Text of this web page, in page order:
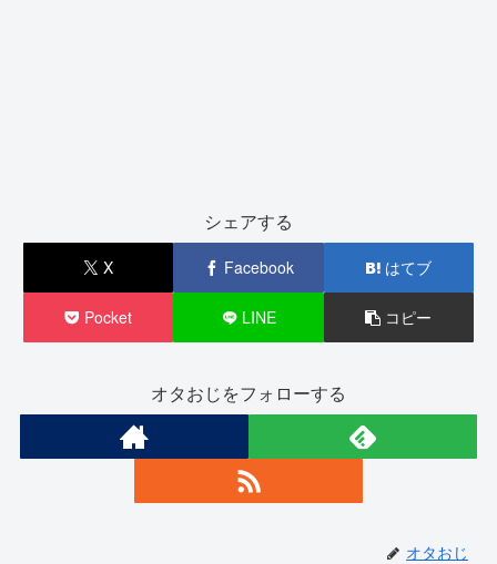
シェアする
X Facebook はてブ
Pocket LINE コピー
オタおじをフォローする
オタおじ